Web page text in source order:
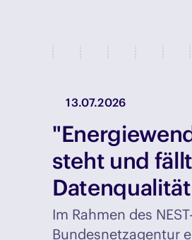
13.07.2026
steht und
Im Rahmen des
Bundesnetzagentur